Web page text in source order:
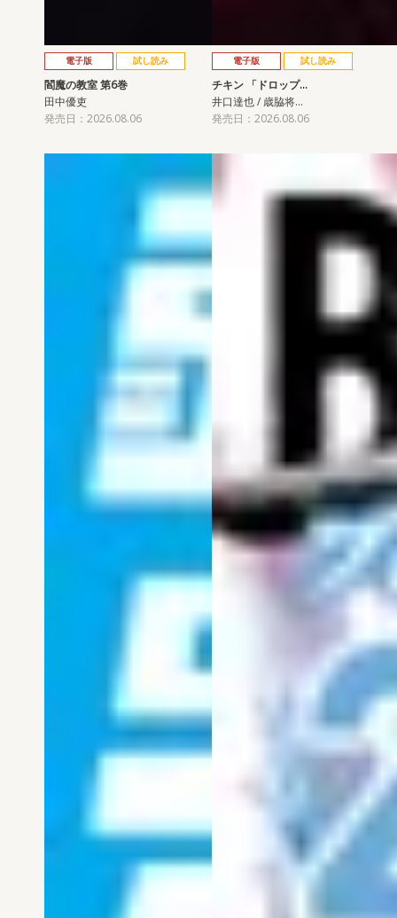
電子版 試し読み
閻魔の教室 第6巻
田中優吏
発売日：2026.08.06
電子版 試し読み
チキン 「ドロップ…
井口達也 / 歳脇将…
発売日：2026.08.06